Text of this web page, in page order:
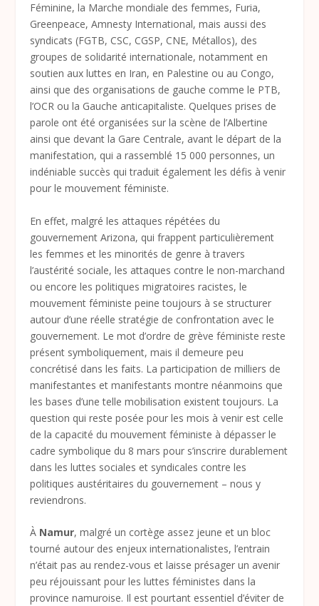
Féminine, la Marche mondiale des femmes, Furia,
Greenpeace, Amnesty International, mais aussi des
syndicats (FGTB, CSC, CGSP, CNE, Métallos), des
groupes de solidarité internationale, notamment en
soutien aux luttes en Iran, en Palestine ou au Congo,
ainsi que des organisations de gauche comme le PTB,
l’OCR ou la Gauche anticapitaliste. Quelques prises de
parole ont été organisées sur la scène de l’Albertine
ainsi que devant la Gare Centrale, avant le départ de la
manifestation, qui a rassemblé 15 000 personnes, un
indéniable succès qui traduit également les défis à venir
pour le mouvement féministe.
En effet, malgré les attaques répétées du
gouvernement Arizona, qui frappent particulièrement
les femmes et les minorités de genre à travers
l’austérité sociale, les attaques contre le non-marchand
ou encore les politiques migratoires racistes, le
mouvement féministe peine toujours à se structurer
autour d’une réelle stratégie de confrontation avec le
gouvernement. Le mot d’ordre de grève féministe reste
présent symboliquement, mais il demeure peu
concrétisé dans les faits. La participation de milliers de
manifestantes et manifestants montre néanmoins que
les bases d’une telle mobilisation existent toujours. La
question qui reste posée pour les mois à venir est celle
de la capacité du mouvement féministe à dépasser le
cadre symbolique du 8 mars pour s’inscrire durablement
dans les luttes sociales et syndicales contre les
politiques austéritaires du gouvernement – nous y
reviendrons.
À Namur, malgré un cortège assez jeune et un bloc
tourné autour des enjeux internationalistes, l’entrain
n’était pas au rendez-vous et laisse présager un avenir
peu réjouissant pour les luttes féministes dans la
province namuroise. Il est pourtant essentiel d’éviter de